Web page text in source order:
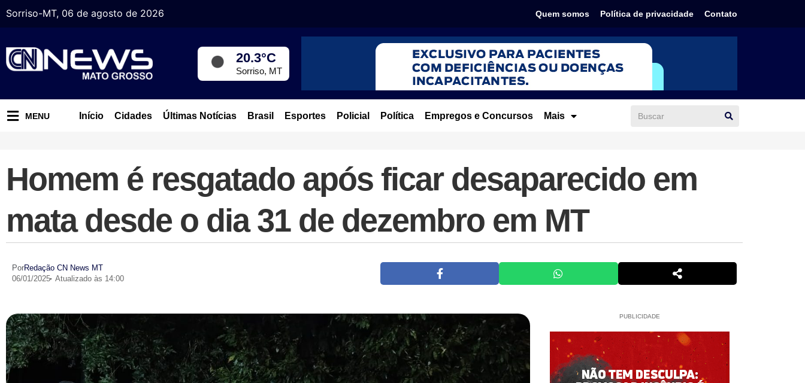
Sorriso-MT, 06 de agosto de 2026 Quem somos Política de privacidade Contato
20.3°C
Sorriso, MT
MENU Início Cidades Últimas Notícias Brasil Esportes Policial Política Empregos e Concursos Mais
Homem é resgatado após ficar desaparecido em
mata desde o dia 31 de dezembro em MT
PorRedação CN News MT
06/01/2025 Atualizado às 14:00
PUBLICIDADE